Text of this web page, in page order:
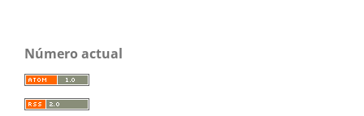
Número actual